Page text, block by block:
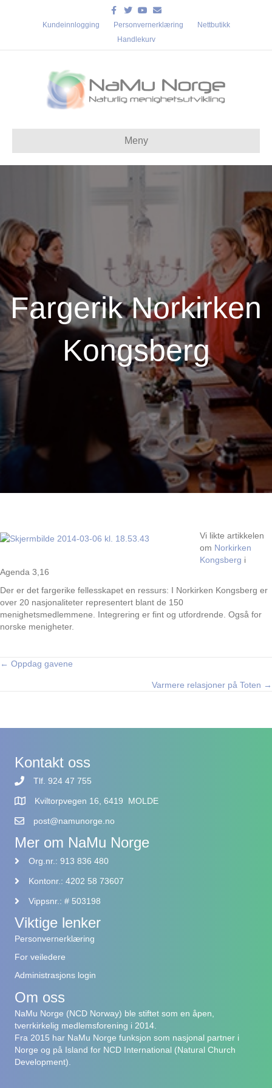
Facebook
TwitterYoutube
Email
Kundeinnlogging Personvernerklæring
Nettbutikk
Handlekurv
Meny
Fargerik Norkirken
Kongsberg
Vi likte artikkelen
om Norkirken
Kongsberg i
Agenda 3,16
Der er det fargerike fellesskapet en ressurs: I Norkirken Kongsberg er
over 20 nasjonaliteter representert blant de 150
menighetsmedlemmene. Integrering er fint og utfordrende. Også for
norske menigheter.
Posts
← Oppdag gavene
Varmere relasjoner på Toten →
Kontakt oss
Tlf. 924 47 755
Kviltorpvegen 16, 6419 MOLDE
post@namunorge.no
Mer om NaMu Norge
Org.nr.: 913 836 480
Kontonr.: 4202 58 73607
Vippsnr.: # 503198
Viktige lenker
Personvernerklæring
For veiledere
Administrasjons login
Om oss
NaMu Norge (NCD Norway) ble stiftet som en åpen,
tverrkirkelig medlemsforening i 2014.
Fra 2015 har NaMu Norge funksjon som nasjonal partner i
Norge og på Island for NCD International (Natural Church
Development).